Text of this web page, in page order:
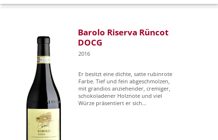
Barolo Riserva Rüncot
DOCG
2016
Er besitzt eine dichte, satte rubinrote
Farbe. Tief und fein abgeschmolzen,
mit grandios anziehender, cremiger,
schokoladener Holznote und viel
Würze präsentiert er sich...